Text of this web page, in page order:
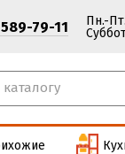
79-11
Пн.-